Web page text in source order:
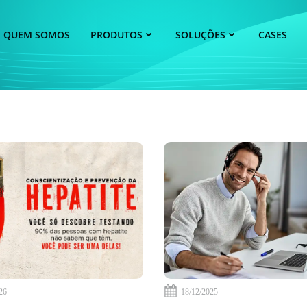
QUEM SOMOS PRODUTOS SOLUÇÕES CASES
18/12/2025